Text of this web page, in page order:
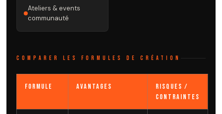
Ateliers & events
communauté
COMPARER LES FORMULES DE CRÉATION
Formule Avantages
Risques /
Contraintes